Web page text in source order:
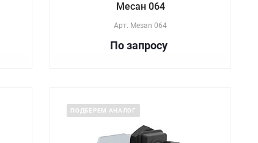
Месан 064
Арт. Mesan 064
По запросу
ПОДБЕРЕМ АНАЛОГ